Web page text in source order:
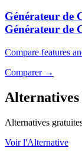
Générateur de
Générateur de
Compare features
Comparer→
Alternatives
Voir l'Alternative